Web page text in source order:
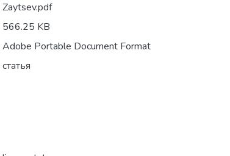
Zaytsev.pdf
566.25 KB
Adobe Portable Document Format
статья